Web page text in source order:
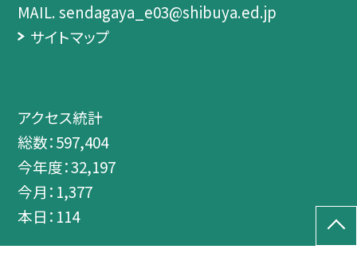
MAIL. sendagaya_e03@shibuya.ed.jp
サイトマップ
アクセス統計
総数：597,404
今年度：32,197
今月： 1,377
本日： 114